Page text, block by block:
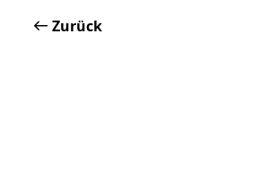
Zurück